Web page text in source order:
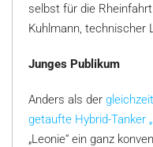
selbst für die
Kuhlmann, technischer
Junges Publikum
Anders als der
getaufte Hybrid-Tanker
„Leonie“ ein ganz